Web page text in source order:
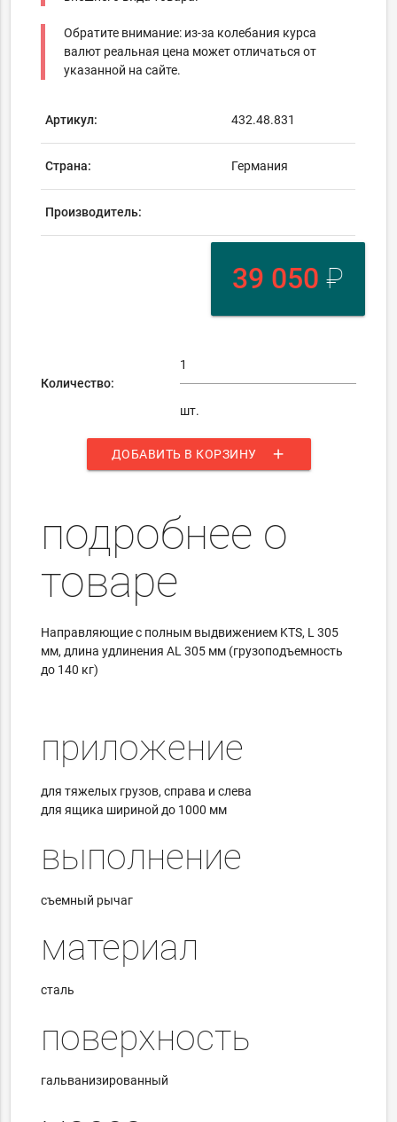
Обратите внимание: из-за колебания курса
валют реальная цена может отличаться от
указанной на сайте.
Артикул: 432.48.831
Страна: Германия
Производитель:
39 050 ₽
Количество:
шт.
ДОБАВИТЬ В КОРЗИНУ add
подробнее о
товаре
Направляющие с полным выдвижением KTS, L 305
мм, длина удлинения AL 305 мм (грузоподъемность
до 140 кг)
приложение
для тяжелых грузов, справа и слева
для ящика шириной до 1000 мм
выполнение
съемный рычаг
материал
сталь
поверхность
гальванизированный